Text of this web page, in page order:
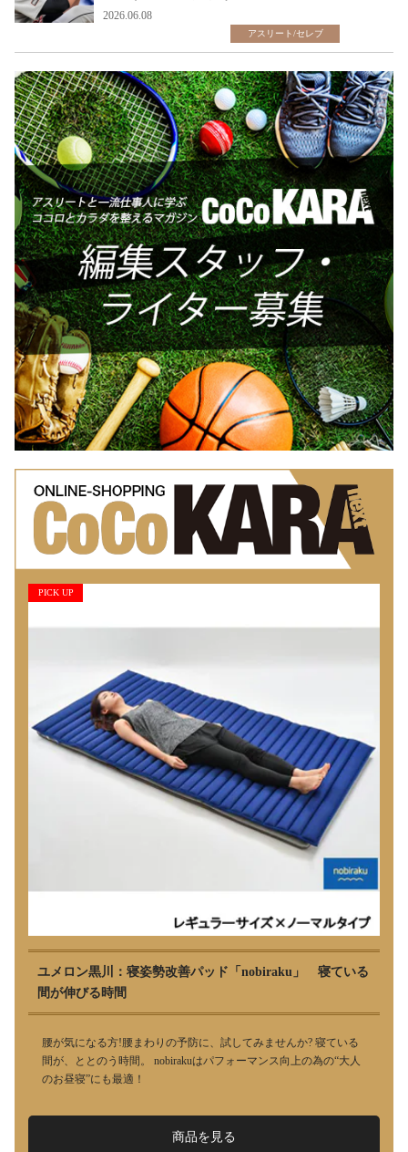
2026.06.08
アスリート/セレブ
PICK UP
ユメロン黒川：寝姿勢改善パッド「nobiraku」 寝ている
間が伸びる時間
腰が気になる方!腰まわりの予防に、試してみませんか? 寝ている
間が、ととのう時間。 nobirakuはパフォーマンス向上の為の“大人
のお昼寝”にも最適！
商品を見る